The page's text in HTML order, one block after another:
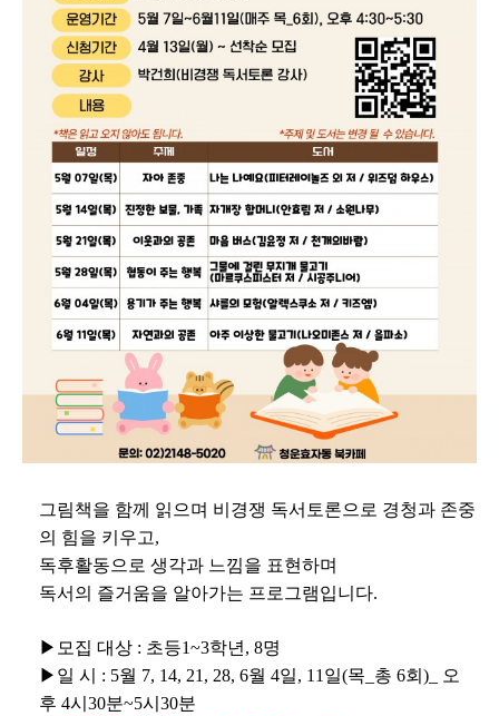
그림책을 함께 읽으며 비경쟁 독서토론으로 경청과 존중
의 힘을 키우고,
독후활동으로 생각과 느낌을 표현하며
독서의 즐거움을 알아가는 프로그램입니다.
▶모집 대상 : 초등1~3학년, 8명
▶일 시 : 5월 7, 14, 21, 28, 6월 4일, 11일(목_총 6회)_ 오
후 4시30분~5시30분